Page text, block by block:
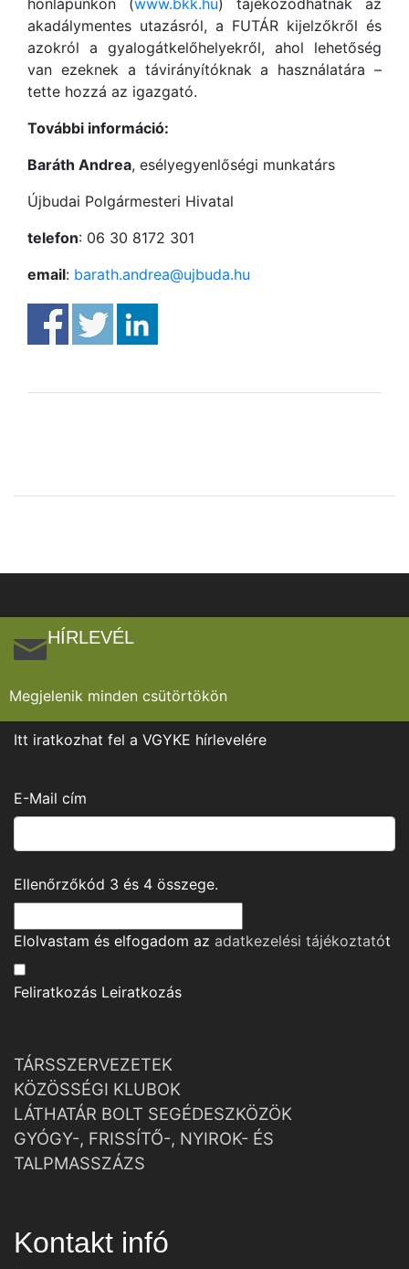
honlapunkon (www.bkk.hu) tájékozódhatnak az
akadálymentes utazásról, a FUTÁR kijelzőkről és
azokról a gyalogátkelőhelyekről, ahol lehetőség
van ezeknek a távirányítóknak a használatára –
tette hozzá az igazgató.
További információ:
Baráth Andrea, esélyegyenlőségi munkatárs
Újbudai Polgármesteri Hivatal
telefon: 06 30 8172 301
email: barath.andrea@ujbuda.hu
HÍRLEVÉL
Megjelenik minden csütörtökön
Itt iratkozhat fel a VGYKE hírlevelére
E-Mail cím
Ellenőrzőkód 3 és 4 összege.
Elolvastam és elfogadom az adatkezelési tájékoztatót
Feliratkozás Leiratkozás
TÁRSSZERVEZETEK
KÖZÖSSÉGI KLUBOK
LÁTHATÁR BOLT SEGÉDESZKÖZÖK
GYÓGY-, FRISSÍTŐ-, NYIROK- ÉS
TALPMASSZÁZS
Kontakt infó